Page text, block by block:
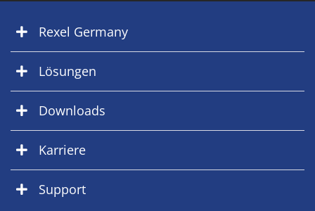
Rexel Germany
Lösungen
Downloads
Karriere
Support